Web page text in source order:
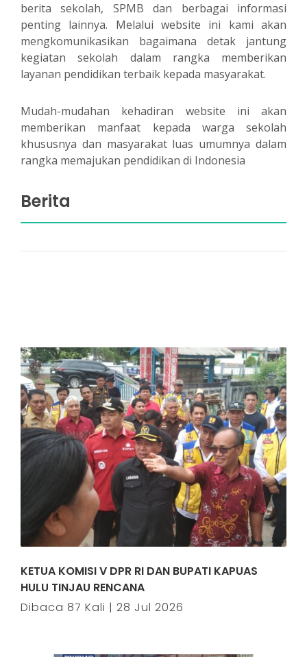
berita sekolah, SPMB dan berbagai informasi
penting lainnya. Melalui website ini kami akan
mengkomunikasikan bagaimana detak jantung
kegiatan sekolah dalam rangka memberikan
layanan pendidikan terbaik kepada masyarakat.
Mudah-mudahan kehadiran website ini akan
memberikan manfaat kepada warga sekolah
khususnya dan masyarakat luas umumnya dalam
rangka memajukan pendidikan di Indonesia
Berita
KETUA KOMISI V DPR RI DAN BUPATI KAPUAS
HULU TINJAU RENCANA
Dibaca 87 Kali | 28 Jul 2026